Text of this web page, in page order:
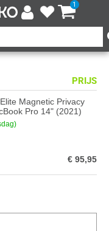
1
PRIJS
Magnetic Privacy
Pro 14" (2021)
€ 95,95